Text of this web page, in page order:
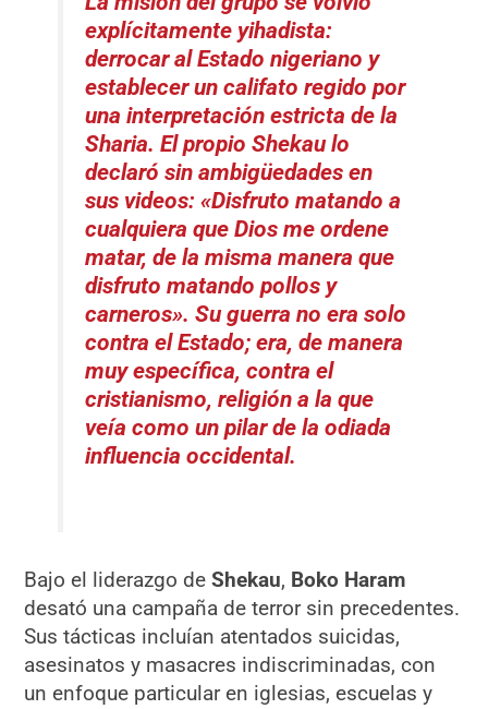
explícitamente yihadista:
derrocar al Estado nigeriano y
establecer un califato regido por
una interpretación estricta de la
Sharia. El propio Shekau lo
declaró sin ambigüedades en
sus videos:«Disfruto matando a
cualquiera que Dios me ordene
matar, de la misma manera que
disfruto matando pollos y
carneros». Su guerra no era solo
contra el Estado; era, de manera
muy específica, contra el
cristianismo, religión a la que
veía como un pilar de la odiada
influencia occidental.
Bajo el liderazgo deShekau, Boko Haram
desató una campaña de terror sin precedentes.
Sus tácticas incluían atentados suicidas,
asesinatos y masacres indiscriminadas, con
un enfoque particular en iglesias, escuelas y